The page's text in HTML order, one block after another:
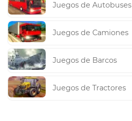
Juegos de Autobuses
Juegos de Camiones
Juegos de Barcos
Juegos de Tractores